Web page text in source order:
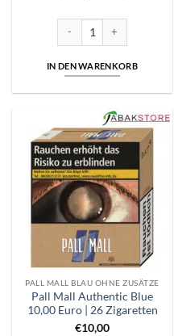
IN DEN WARENKORB
PALL MALL BLAU OHNE ZUSÄTZE
Pall Mall Authentic Blue
10,00 Euro | 26 Zigaretten
€10,00